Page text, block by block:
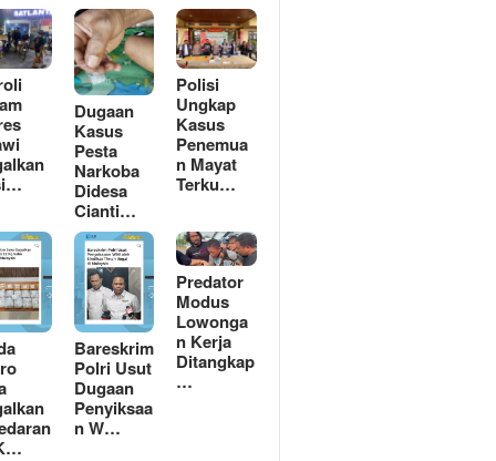
Dugaan
Kasus
Pesta
Narkoba
Didesa
Cianti…
Polisi
Ungkap
Kasus
Penemua
n Mayat
Terku…
Bareskrim
Polri Usut
Dugaan
Penyiksaa
n W…
Predator
Modus
Lowonga
n Kerja
Ditangkap
…